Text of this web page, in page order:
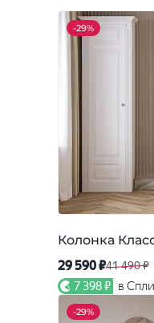
-29%
Колонка
29 590 ₽41 490 ₽
7 398 ₽ в
-29%